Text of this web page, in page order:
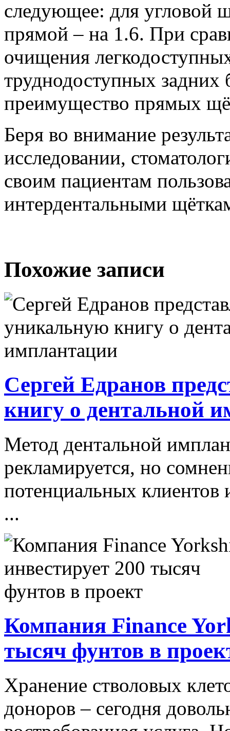
следующее: для угловой
прямой – на 1.6. При
очищения
труднодоступных задних
преимущество прямых
Беря во внимание
исследовании,
своим пациентам
интердентальными
Похожие записи
Сергей Едранов
книгу о дентальной
Метод дентальной
рекламируется, но
потенциальных клиентов
...
Компания Finance
тысяч фунтов в
Хранение стволовых
доноров – сегодня